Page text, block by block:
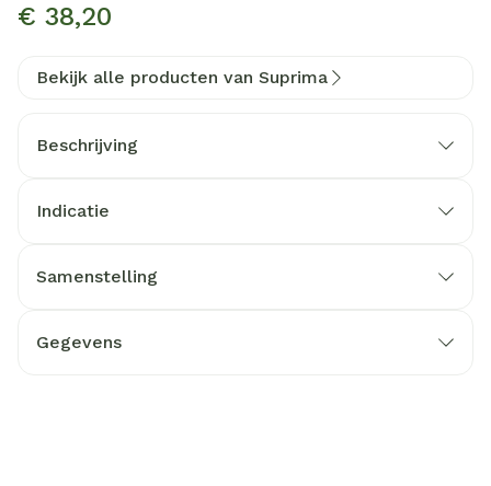
€ 38,20
Bekijk alle producten van Suprima
Beschrijving
Indicatie
Samenstelling
Gegevens